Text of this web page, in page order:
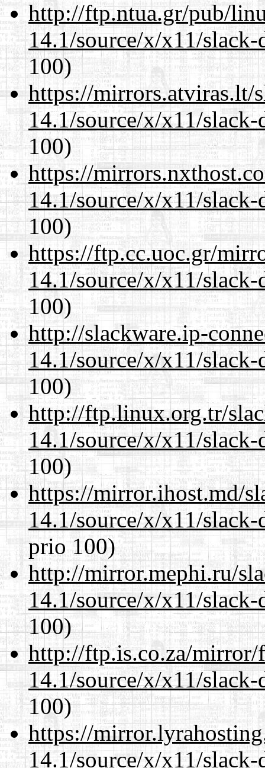
http://ftp.ntua.gr/pub/
14.1/source/x/x11/
100)
https://mirrors.atviras.lt/
14.1/source/x/x11/
100)
https://
14.1/source/x/x11/
100)
https://ftp.cc.uoc.gr/
14.1/source/x/x11/
100)
http://slackware.ip-
14.1/source/x/x11/
100)
http://ftp.linux.org.tr/
14.1/source/x/x11/
100)
https://mirror.ihost.md/
14.1/source/x/x11/
prio 100)
http://mirror.mephi.ru/
14.1/source/x/x11/
100)
http://ftp.is.co.za/mirror/
14.1/source/x/x11/
100)
https://
14.1/source/x/x11/